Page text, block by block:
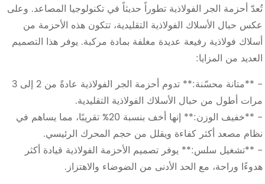
تُعدّ أحزمة الجر الفولاذية تطوراً حديثاً في تكنولوجيا المصاعد. وعلى
عكس حبال الأسلاك الفولاذية التقليدية، تتكون هذه الأحزمة من
أسلاك فولاذية رفيعة عديدة مغلفة بمادة مركبة. يوفر هذا التصميم
العديد من المزايا:
- **متانة محسّنة:** تدوم أحزمة الجر الفولاذية عادةً من 2 إلى 3
مرات أطول من حبال الأسلاك الفولاذية التقليدية.
- **خفيف الوزن:** إنها أخف بنسبة 20% تقريبًا، مما يساهم في
نظام مصعد أكثر كفاءة ويقلل من حجم المحرك الرئيسي.
- **تشغيل سلس:** يوفر تصميم الأحزمة الفولاذية قيادة أكثر
هدوءًا وراحة، مع الحد الأدنى من الضوضاء والاهتزاز.